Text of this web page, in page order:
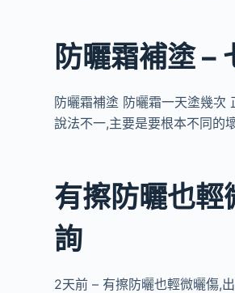
防曬霜補塗 –
防曬霜補塗 防曬霜一天塗幾次
說法不一,主要是要根本不同的
有擦防曬也輕
詢
2天前 – 有擦防曬也輕微曬傷,